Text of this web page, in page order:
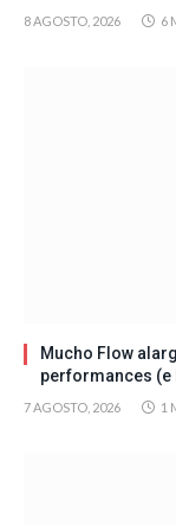
8 AGOSTO, 2026 6
Mucho Flow
performances (e
7 AGOSTO, 2026 1